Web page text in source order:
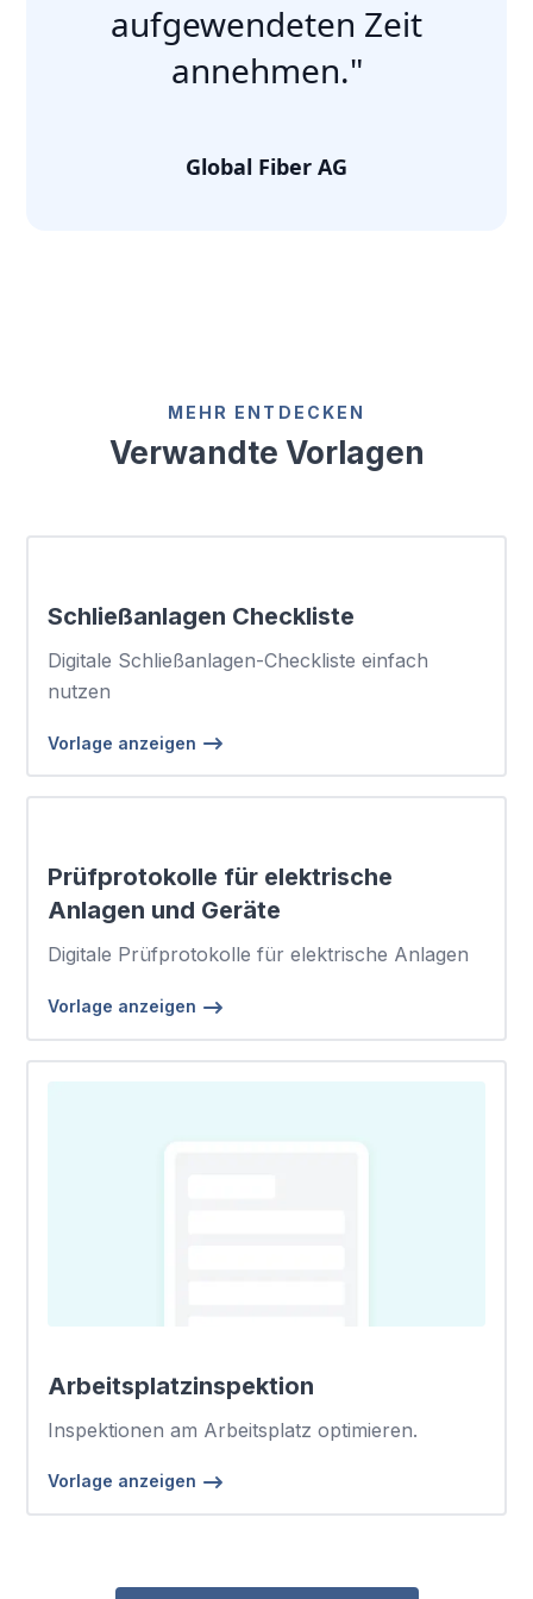
aufgewendeten Zeit
annehmen."
Global Fiber AG
MEHR ENTDECKEN
Verwandte Vorlagen
Schließanlagen Checkliste
Digitale Schließanlagen-Checkliste einfach
nutzen
Vorlage anzeigen
Prüfprotokolle für elektrische
Anlagen und Geräte
Digitale Prüfprotokolle für elektrische Anlagen
Vorlage anzeigen
Arbeitsplatzinspektion
Inspektionen am Arbeitsplatz optimieren.
Vorlage anzeigen